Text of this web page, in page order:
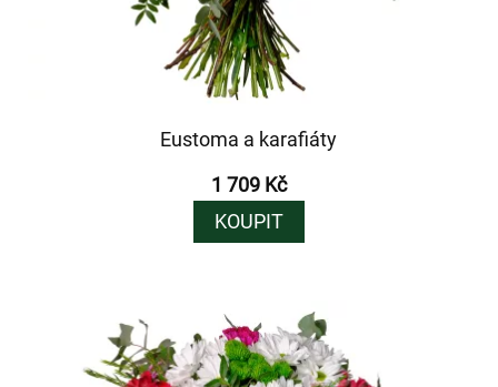
Eustoma a karafiáty
1 709 Kč
KOUPIT